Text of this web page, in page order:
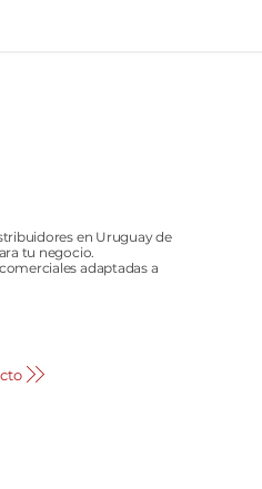
en Uruguay de
tu negocio.
adaptadas a